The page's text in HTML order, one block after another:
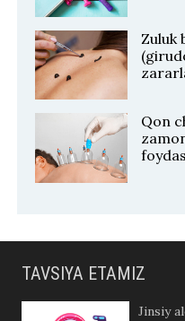
Zuluk
Qon
TAVSIYA ETAMIZ
Jinsiy